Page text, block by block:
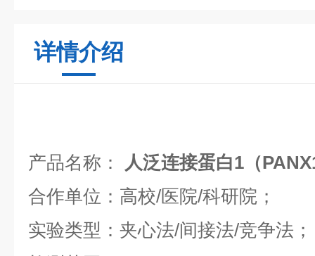
详情介绍
产品名称：
人泛连接蛋白1（
合作单位：高校/医院/科研院；
实验类型：夹心法/间接法/竞争法；